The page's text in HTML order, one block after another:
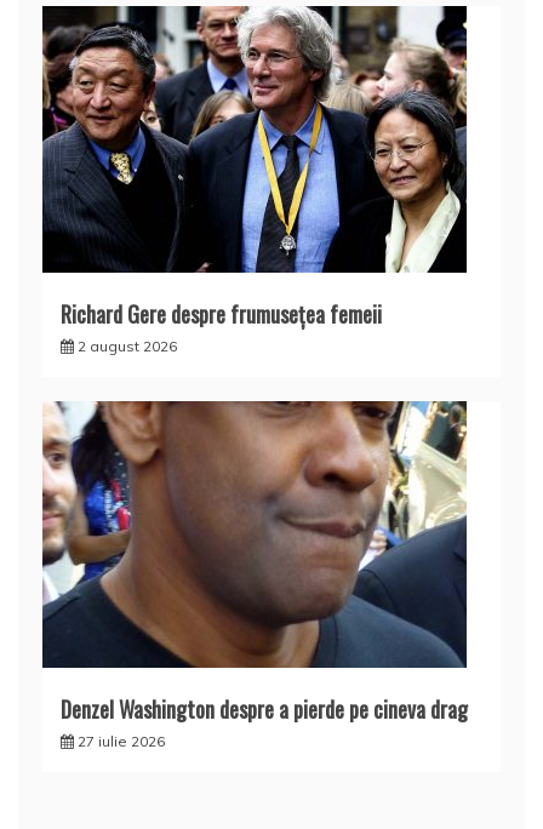
Richard Gere despre frumusețea femeii
2 august 2026
Denzel Washington despre a pierde pe cineva drag
27 iulie 2026